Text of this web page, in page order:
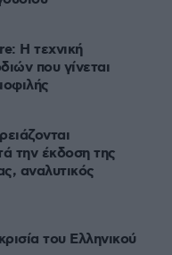
Η τεχνική
που γίνεται
την έκδοση της
αναλυτικός
του Ελληνικού